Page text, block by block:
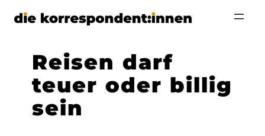
Zum
Reisen darf
teuer oder billig
sein